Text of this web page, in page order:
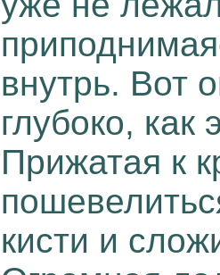
внутрь. Вот
глубоко,
Прижатая к
кисти и